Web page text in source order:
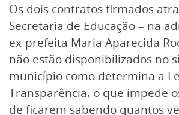
Os dois contratos firmados
Secretaria de Educação – na
ex-prefeita Maria Aparecida
não estão disponibilizados no
município como determina a
Transparência, o que impede
de ficarem sabendo quantos